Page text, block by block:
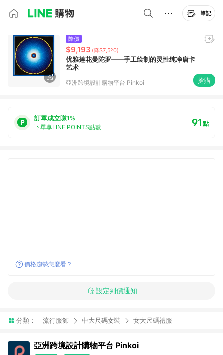
筆記
降價
$9,193 (降$7,520)
优雅莲花曼陀罗——手工绘制的灵性纯净唐卡
艺术
亞洲跨境設計購物平台 Pinkoi 搶購
訂單成立賺1%
下單享LINE POINTS點數 91點
價格趨勢怎麼看？
設定到價通知
分類： 流行服飾 中大尺碼女裝 女大尺碼禮服
亞洲跨境設計購物平台 Pinkoi